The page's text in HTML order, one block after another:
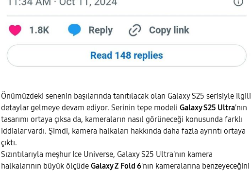
Önümüzdeki senenin başılarında tanıtılacak olan Galaxy S25 serisiyle ilgili
detaylar gelmeye devam ediyor. Serinin tepe modeli Galaxy S25 Ultra'nın
tasarımı ortaya çıksa da, kameraların nasıl görüneceği konusunda farklı
iddialar vardı. Şimdi, kamera halkaları hakkında daha fazla ayrıntı ortaya
çıktı.
Sızıntılarıyla meşhur Ice Universe, Galaxy S25 Ultra'nın kamera
halkalarının büyük ölçüde Galaxy Z Fold 6'nın kameralarına benzeyeceğini